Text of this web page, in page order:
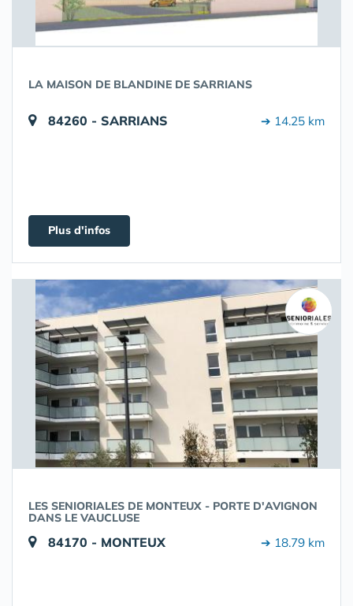
LA MAISON DE BLANDINE DE SARRIANS
84260 - SARRIANS ➔ 14.25 km
Plus d'infos
LES SENIORIALES DE MONTEUX - PORTE D'AVIGNON
DANS LE VAUCLUSE
84170 - MONTEUX ➔ 18.79 km